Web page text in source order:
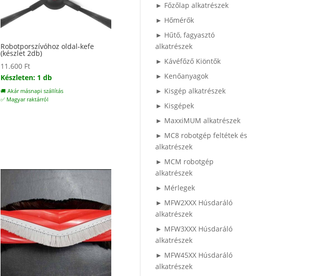
Robotporszívóhoz oldal-kefe
(készlet 2db)
11.600 Ft
Készleten: 1 db
🚚 Akár másnapi szállítás
✅ Magyar raktárról
► Főzőlap alkatrészek
► Hőmérők
► Hűtő, fagyasztó
alkatrészek
► Kávéfőző Kiöntők
► Kenőanyagok
► Kisgép alkatrészek
► Kisgépek
► MaxxiMUM alkatrészek
► MC8 robotgép feltétek és
alkatrészek
► MCM robotgép
alkatrészek
► Mérlegek
► MFW2XXX Húsdaráló
alkatrészek
► MFW3XXX Húsdaráló
alkatrészek
► MFW45XX Húsdaráló
alkatrészek